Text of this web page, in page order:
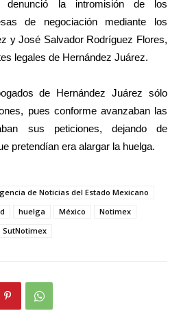
denunció la intromisión de los
de negociación mediante los
y José Salvador Rodríguez Flores,
legales de Hernández Juárez.
de Hernández Juárez sólo
pues conforme avanzaban las
sus peticiones, dejando de
pretendían era alargar la huelga.
de Noticias del Estado Mexicano
huelga México
Notimex
SutNotimex